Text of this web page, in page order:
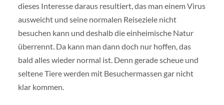
dieses Interesse daraus resultiert, das man einem Virus
ausweicht und seine normalen Reiseziele nicht
besuchen kann und deshalb die einheimische Natur
überrennt. Da kann man dann doch nur hoffen, das
bald alles wieder normal ist. Denn gerade scheue und
seltene Tiere werden mit Besuchermassen gar nicht
klar kommen.